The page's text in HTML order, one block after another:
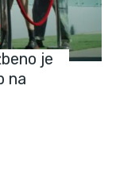
je
na